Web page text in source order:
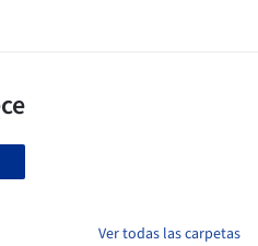
Ver todas las carpetas